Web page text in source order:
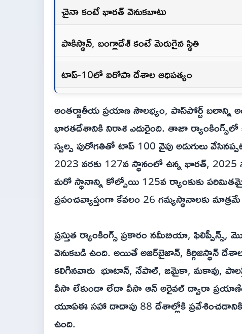
చైనా కంటే భారత్ వెనుకబాటు
పాకిస్థాన్, బంగ్లాదేశ్ కంటే మెరుగైన స్థితి
టాప్-10లో ఐరోపా దేశాల ఆధిపత్యం
అంతర్జాతీయ ప్రయాణ సౌలభ్యం, పాస్‌పోర్ట్ బలాన్ని
భారతదేశానికి నిరాశ ఎదురైంది. తాజా
స్వల్ప పురోగతితో టాప్ 100 వైపు అడుగులు
2023 వరకు 127వ స్థానంలో ఉన్న భారత్,
మరో స్థానాన్ని కోల్పోయి 125వ ర్యాంకుకు
ప్రపంచవ్యాప్తంగా కేవలం 26 గమ్యస్థానాలకు
ప్రస్తుత ర్యాంకింగ్స్ ప్రకారం నమీబియా,
వెనుకబడి ఉంది. అయితే అజర్‌బైజాన్, కిర్గిజిస్థాన్
కలిగినవారు భూటాన్, నేపాల్, జమైకా, మకావు,
వీసా లేకుండా లేదా వీసా ఆన్ అరైవల్ ద్వారా
యూఏఈ సహా దాదాపు 88 దేశాల్లోకి ప్రవేశించడానికి
ఉంది.